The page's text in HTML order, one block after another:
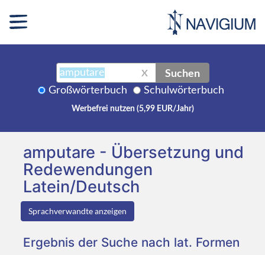
X Suchen
Großwörterbuch Schulwörterbuch
Werbefrei nutzen (5,99 EUR/Jahr)
amputare - Übersetzung und
Redewendungen
Latein/Deutsch
Sprachverwandte anzeigen
Ergebnis der Suche nach lat. Formen